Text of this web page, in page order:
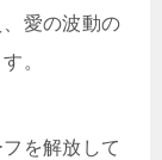
愛の波動の
。
を解放して